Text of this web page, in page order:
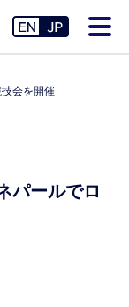
会を開催
パールでロ